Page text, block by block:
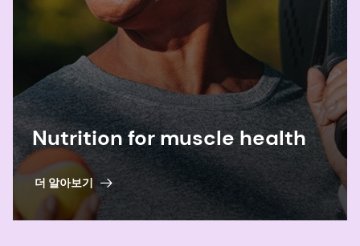
Nutrition for muscle health
더 알아보기